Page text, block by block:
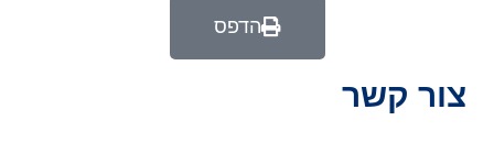
הדפס
צור קשר